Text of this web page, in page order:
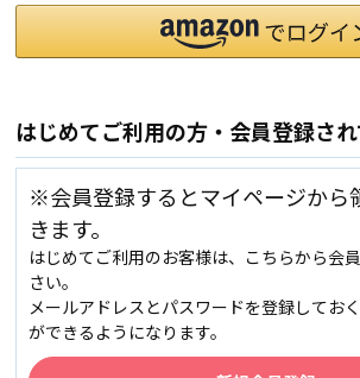
はじめてご利用の方・会員登録さ
※会員登録するとマイページから
きます。
はじめてご利用のお客様は、こちらから会
さい。
メールアドレスとパスワードを登録してお
ができるようになります。